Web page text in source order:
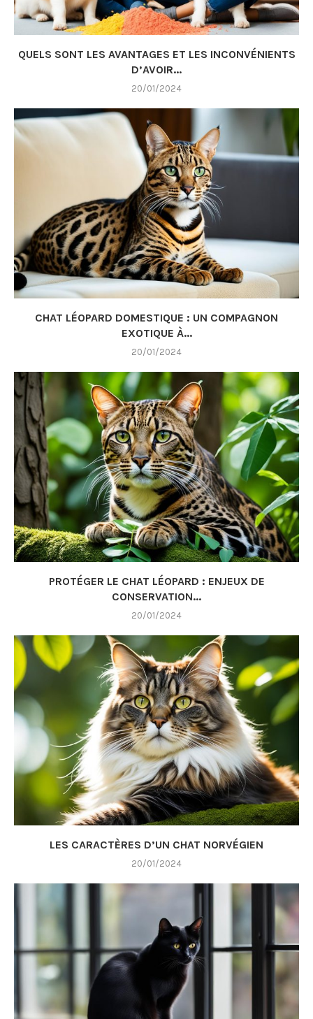
QUELS SONT LES AVANTAGES ET LES INCONVÉNIENTS
D’AVOIR...
20/01/2024
CHAT LÉOPARD DOMESTIQUE : UN COMPAGNON
EXOTIQUE À...
20/01/2024
PROTÉGER LE CHAT LÉOPARD : ENJEUX DE
CONSERVATION...
20/01/2024
LES CARACTÈRES D’UN CHAT NORVÉGIEN
20/01/2024